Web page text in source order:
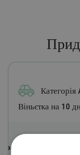
Категорія
Віньєтка на 10
Країна реєстрації